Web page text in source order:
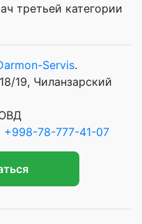
третьей категории
Servis.
19, Чиланзарский
+998-78-777-41-07